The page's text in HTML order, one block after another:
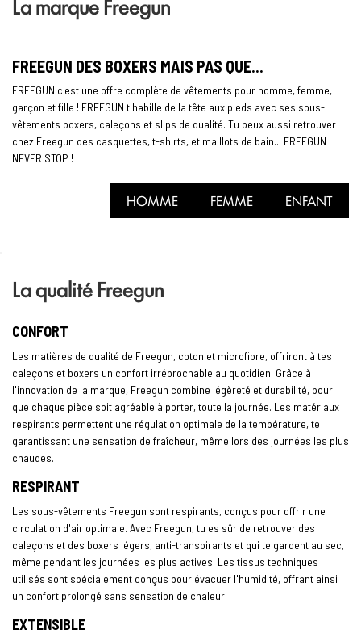
La marque Freegun
FREEGUN DES BOXERS MAIS PAS QUE...
FREEGUN c'est une offre complète de vêtements pour homme, femme,
garçon et fille ! FREEGUN t'habille de la tête aux pieds avec ses sous-
vêtements boxers, caleçons et slips de qualité. Tu peux aussi retrouver
chez Freegun des casquettes, t-shirts, et maillots de bain... FREEGUN
NEVER STOP !
HOMME FEMME ENFANT
La qualité Freegun
CONFORT
Les matières de qualité de Freegun, coton et microfibre, offriront à tes
caleçons et boxers un confort irréprochable au quotidien. Grâce à
l'innovation de la marque, Freegun combine légèreté et durabilité, pour
que chaque pièce soit agréable à porter, toute la journée. Les matériaux
respirants permettent une régulation optimale de la température, te
garantissant une sensation de fraîcheur, même lors des journées les plus
chaudes.
RESPIRANT
Les sous-vêtements Freegun sont respirants, conçus pour offrir une
circulation d'air optimale. Avec Freegun, tu es sûr de retrouver des
caleçons et des boxers légers, anti-transpirants et qui te gardent au sec,
même pendant les journées les plus actives. Les tissus techniques
utilisés sont spécialement conçus pour évacuer l'humidité, offrant ainsi
un confort prolongé sans sensation de chaleur.
EXTENSIBLE